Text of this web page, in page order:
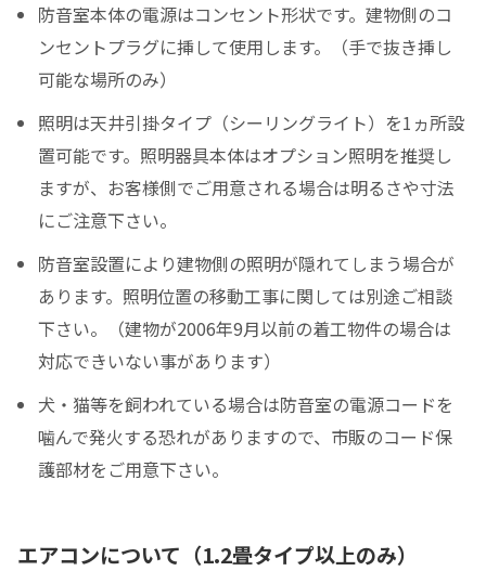
防音室本体の電源はコンセント形状です。建物側のコ
ンセントプラグに挿して使用します。（手で抜き挿し
可能な場所のみ）
照明は天井引掛タイプ（シーリングライト）を1ヵ所設
置可能です。照明器具本体はオプション照明を推奨し
ますが、お客様側でご用意される場合は明るさや寸法
にご注意下さい。
防音室設置により建物側の照明が隠れてしまう場合が
あります。照明位置の移動工事に関しては別途ご相談
下さい。（建物が2006年9月以前の着工物件の場合は
対応できいない事があります）
犬・猫等を飼われている場合は防音室の電源コードを
噛んで発火する恐れがありますので、市販のコード保
護部材をご用意下さい。
エアコンについて（1.2畳タイプ以上のみ）